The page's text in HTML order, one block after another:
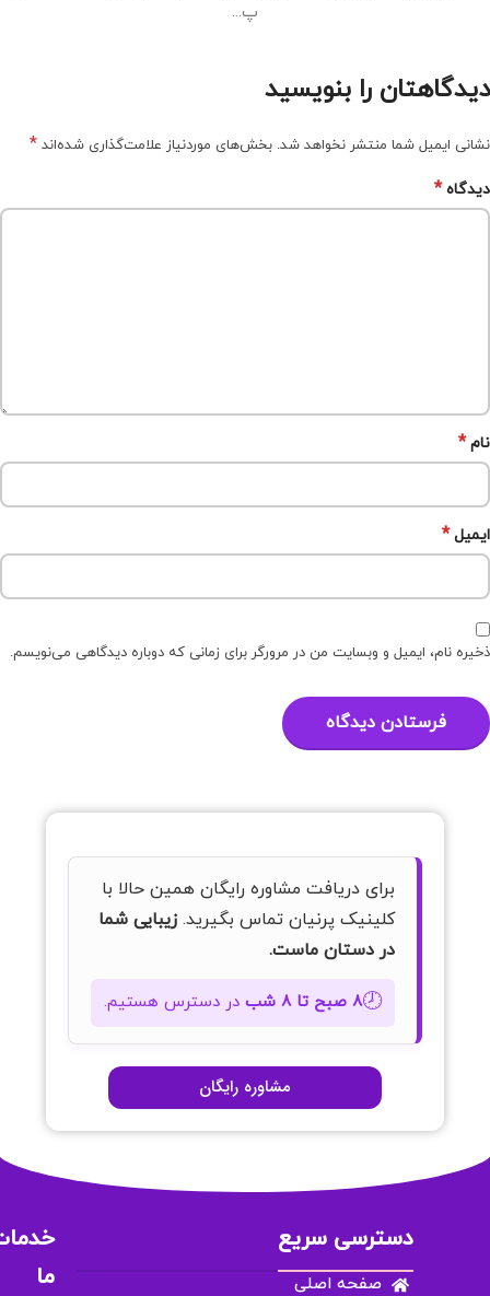
پ...
دیدگاهتان را بنویسید
نشانی ایمیل شما منتشر نخواهد شد. بخش‌های موردنیاز علامت‌گذاری شده‌اند *
دیدگاه*
نام*
ایمیل*
ذخیره نام، ایمیل و وبسایت من در مرورگر برای زمانی که دوباره دیدگاهی می‌نویسم.
برای دریافت مشاوره رایگان همین حالا با
کلینیک پرنیان تماس بگیرید.زیبایی شما
در دستان ماست.
🕗۸ صبح تا ۸ شب در دسترس هستیم.
مشاوره رایگان
دسترسی سریع
صفحه اصلی
ما